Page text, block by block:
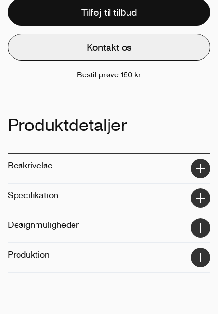
Tilføj til tilbud
Kontakt os
Bestil prøve 150 kr
Produktdetaljer
Beskrivelse
Specifikation
Materiale:100% genanvendt polyester
Fit:Regulær, unisex
Designmuligheder
Metode:Print
Produktion